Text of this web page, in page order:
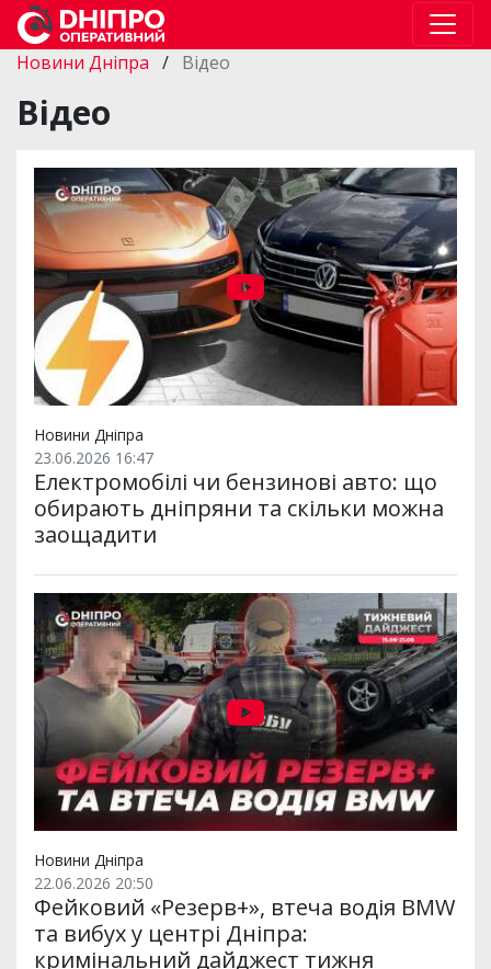
Новини Дніпра / Відео
Відео
Новини Дніпра
23.06.2026 16:47
Електромобілі чи бензинові авто: що
обирають дніпряни та скільки можна
заощадити
Новини Дніпра
22.06.2026 20:50
Фейковий «Резерв+», втеча водія BMW
та вибух у центрі Дніпра:
кримінальний дайджест тижня